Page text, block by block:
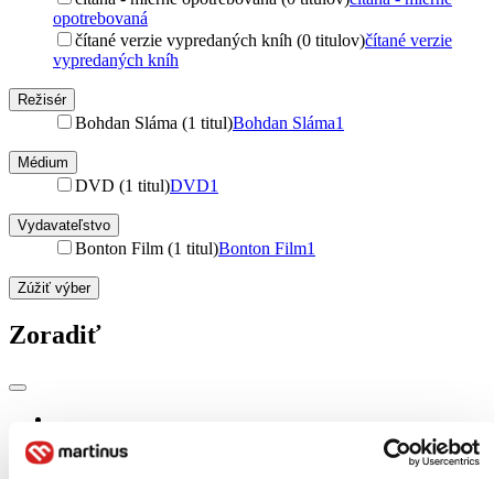
opotrebovaná
čítané verzie vypredaných kníh (0 titulov)čítané verzie
vypredaných kníh
Režisér
Bohdan Sláma (1 titul)Bohdan Sláma1
Médium
DVD (1 titul)DVD1
Vydavateľstvo
Bonton Film (1 titul)Bonton Film1
Zúžiť výber
Zoradiť
Top hodnotené